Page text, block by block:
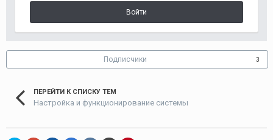
Войти
Подписчики 3
ПЕРЕЙТИ К СПИСКУ ТЕМ
Настройка и функционирование системы